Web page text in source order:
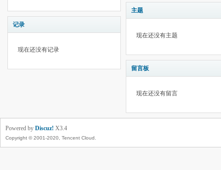
记录
现在还没有记录
主题
现在还没有主题
留言板
现在还没有留言
Powered by Discuz! X3.4
Copyright © 2001-2020, Tencent Cloud.